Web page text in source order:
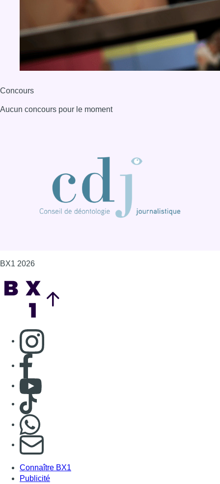
Concours
Aucun concours pour le moment
BX1 2026
Consulter page Instagram
Consulter page Facebook
Consulter Youtube
Consulter TikTok
S'abonner à notre newsletter
Connaître BX1
Publicité